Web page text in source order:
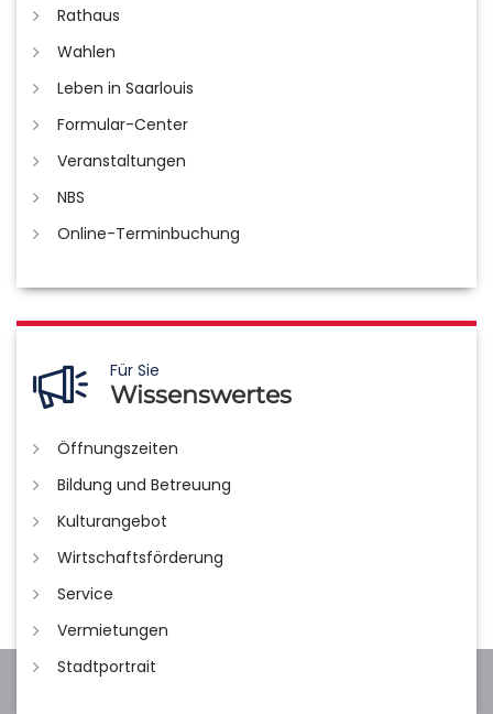
Rathaus
Wahlen
Leben in Saarlouis
Formular-Center
Veranstaltungen
NBS
Online-Terminbuchung
Für Sie
Wissenswertes
Öffnungszeiten
Bildung und Betreuung
Kulturangebot
Wirtschaftsförderung
Service
Vermietungen
Stadtportrait